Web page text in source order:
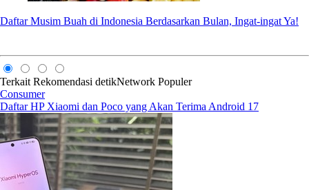
Daftar Musim Buah di Indonesia Berdasarkan Bulan, Ingat-ingat Ya!
Terkait Rekomendasi detikNetwork Populer
Consumer
Daftar HP Xiaomi dan Poco yang Akan Terima Android 17